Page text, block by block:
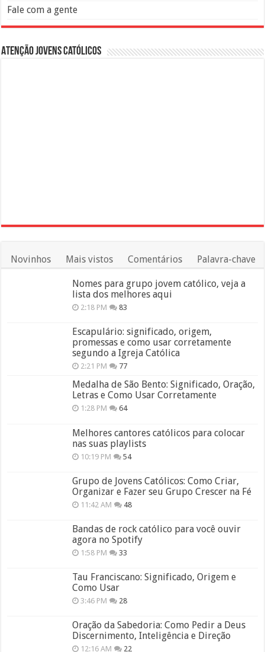
Fale com a gente
Atenção Jovens Católicos
Novinhos Mais vistos Comentários Palavra-chave
Nomes para grupo jovem católico, veja a
lista dos melhores aqui
2:18 PM 83
Escapulário: significado, origem,
promessas e como usar corretamente
segundo a Igreja Católica
2:21 PM 77
Medalha de São Bento: Significado, Oração,
Letras e Como Usar Corretamente
1:28 PM 64
Melhores cantores católicos para colocar
nas suas playlists
10:19 PM 54
Grupo de Jovens Católicos: Como Criar,
Organizar e Fazer seu Grupo Crescer na Fé
11:42 AM 48
Bandas de rock católico para você ouvir
agora no Spotify
1:58 PM 33
Tau Franciscano: Significado, Origem e
Como Usar
3:46 PM 28
Oração da Sabedoria: Como Pedir a Deus
Discernimento, Inteligência e Direção
12:16 AM 22